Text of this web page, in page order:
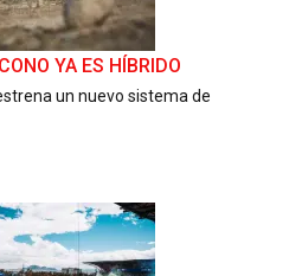
YA ES HÍBRIDO
un nuevo sistema de